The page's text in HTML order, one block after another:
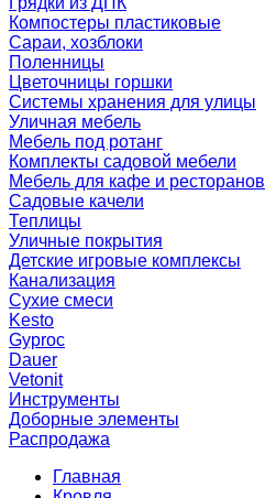
Компостеры пластиковые
Сараи, хозблоки
Поленницы
Цветочницы горшки
Системы хранения для улицы
Уличная мебель
Мебель под ротанг
Комплекты садовой мебели
Мебель для кафе и ресторанов
Садовые качели
Теплицы
Уличные покрытия
Детские игровые комплексы
Канализация
Сухие смеси
Kesto
Gyproc
Dauer
Vetonit
Инструменты
Доборные элементы
Распродажа
Главная